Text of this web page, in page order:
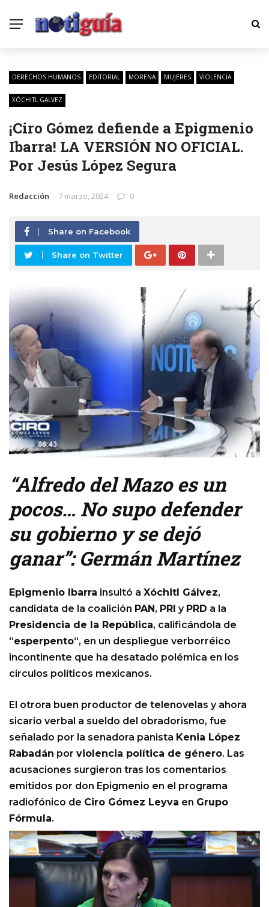
DERECHOS HUMANOS EDITORIAL MORENA MUJERES VIOLENCIA
XÓCHITL GALVEZ
¡Ciro Gómez defiende a Epigmenio
Ibarra! LA VERSIÓN NO OFICIAL.
Por Jesús López Segura
Redacción 7 marzo, 2024 0
Share on Facebook
Share on Twitter
“Alfredo del Mazo es un
pocos… No supo defender
su gobierno y se dejó
ganar”: Germán Martínez
Epigmenio Ibarra insultó a Xóchitl Gálvez,
candidata de la coalición PAN, PRI y PRD a la
Presidencia de la República, calificándola de
“esperpento“, en un despliegue verborréico
incontinente que ha desatado polémica en los
círculos políticos mexicanos.
El otrora buen productor de telenovelas y ahora
sicario verbal a sueldo del obradorismo, fue
señalado por la senadora panista Kenia López
Rabadán por violencia política de género. Las
acusaciones surgieron tras los comentarios
emitidos por don Epigmenio en el programa
radiofónico de Ciro Gómez Leyva en Grupo
Fórmula.